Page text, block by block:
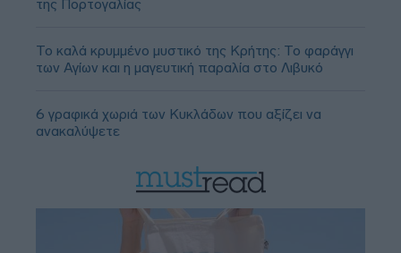
της Πορτογαλίας
Το καλά κρυμμένο μυστικό της Κρήτης: Το φαράγγι
των Αγίων και η μαγευτική παραλία στο Λιβυκό
6 γραφικά χωριά των Κυκλάδων που αξίζει να
ανακαλύψετε